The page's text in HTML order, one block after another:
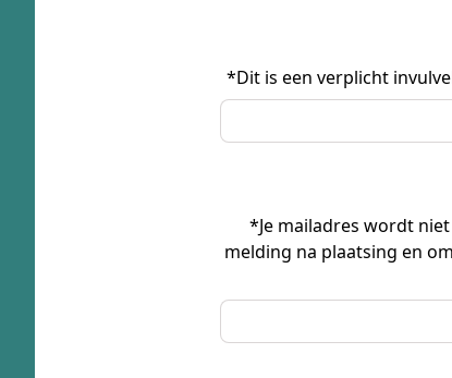
*Dit is een verplicht
*Je mailadres wordt
melding na plaatsing en